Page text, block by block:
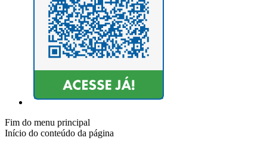
Fim do menu principal
Início do conteúdo da página